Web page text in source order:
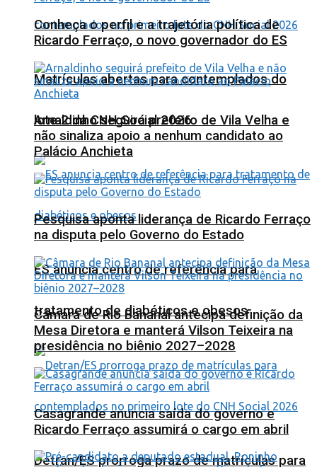
Matrículas abertas para contemplados do
lote 2 da CNH Social 2026
ES anuncia centro de referência para
tratamento de diabéticos e obesos
Detran/ES prorroga prazo de matrículas para
Conheça o perfil e a trajetória política de
Ricardo Ferraço, o novo governador do ES
Arnaldinho seguirá prefeito de Vila Velha e
não sinaliza apoio a nenhum candidato ao
Palácio Anchieta
Pesquisa aponta liderança de Ricardo Ferraço
na disputa pelo Governo do Estado
Câmara de Rio Bananal antecipa definição da
Mesa Diretora e manterá Vilson Teixeira na
presidência no biênio 2027–2028
Casagrande anuncia saída do governo e
Ricardo Ferraço assumirá o cargo em abril